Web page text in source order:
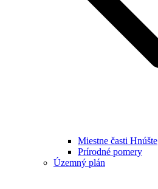
Miestne časti Hnúšte
Prírodné pomery
Územný plán